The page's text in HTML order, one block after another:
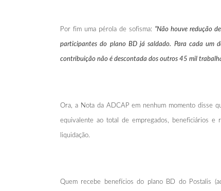
Por fim uma pérola de sofisma: “Não houve redução
participantes do plano BD já saldado. Para cada um
contribuição não é descontada dos outros 45 mil
Ora, a Nota da ADCAP em nenhum momento disse
equivalente ao total de empregados, beneficiários
liquidação.
Quem recebe benefícios do plano BD do Postalis